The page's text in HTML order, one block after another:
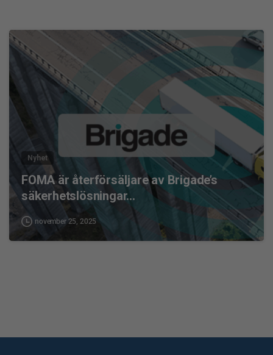
Nyhet
FOMA är återförsäljare av Brigade’s
säkerhetslösningar…
november 25, 2025